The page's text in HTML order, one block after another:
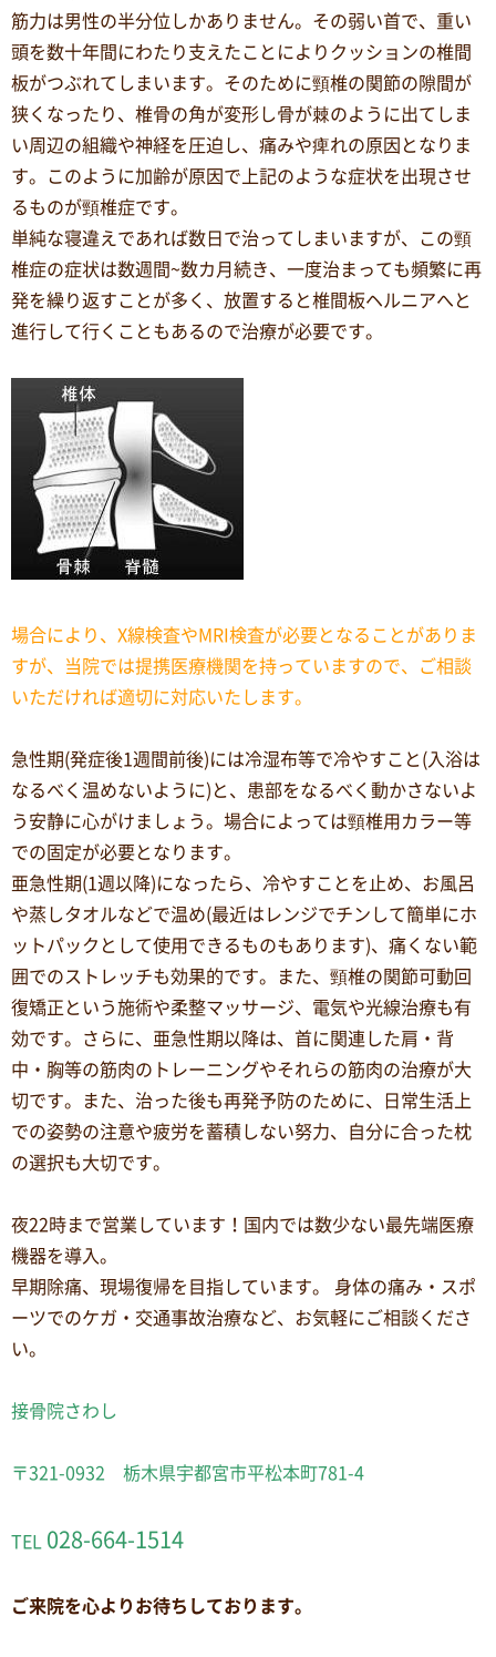
筋力は男性の半分位しかありません。その弱い首で、重い
頭を数十年間にわたり支えたことによりクッションの椎間
板がつぶれてしまいます。そのために頸椎の関節の隙間が
狭くなったり、椎骨の角が変形し骨が棘のように出てしま
い周辺の組織や神経を圧迫し、痛みや痺れの原因となりま
す。このように加齢が原因で上記のような症状を出現させ
るものが頸椎症です。
単純な寝違えであれば数日で治ってしまいますが、この頸
椎症の症状は数週間~数カ月続き、一度治まっても頻繁に再
発を繰り返すことが多く、放置すると椎間板ヘルニアへと
進行して行くこともあるので治療が必要です。
場合により、X線検査やMRI検査が必要となることがありま
すが、当院では提携医療機関を持っていますので、ご相談
いただければ適切に対応いたします。
急性期(発症後1週間前後)には冷湿布等で冷やすこと(入浴は
なるべく温めないように)と、患部をなるべく動かさないよ
う安静に心がけましょう。場合によっては頸椎用カラー等
での固定が必要となります。
亜急性期(1週以降)になったら、冷やすことを止め、お風呂
や蒸しタオルなどで温め(最近はレンジでチンして簡単にホ
ットパックとして使用できるものもあります)、痛くない範
囲でのストレッチも効果的です。また、頸椎の関節可動回
復矯正という施術や柔整マッサージ、電気や光線治療も有
効です。さらに、亜急性期以降は、首に関連した肩・背
中・胸等の筋肉のトレーニングやそれらの筋肉の治療が大
切です。また、治った後も再発予防のために、日常生活上
での姿勢の注意や疲労を蓄積しない努力、自分に合った枕
の選択も大切です。
夜22時まで営業しています！国内では数少ない最先端医療
機器を導入。
早期除痛、現場復帰を目指しています。 身体の痛み・スポ
ーツでのケガ・交通事故治療など、お気軽にご相談くださ
い。
接骨院さわし
〒321-0932 栃木県宇都宮市平松本町781-4
TEL 028-664-1514
ご来院を心よりお待ちしております。